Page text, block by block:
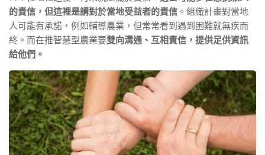
的責信，但這裡是講對於當地受益者的責信 。組織計畫對當地
人可能有承諾，例如輔導農業，但常常看到遇到困難就無疾而
終。而在推智慧型農業要雙向溝通、互相責信，提供足供資訊
給他們。